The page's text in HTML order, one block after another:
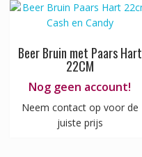
Beer Bruin met Paars Hart
22CM
Nog geen account!
Neem contact op voor de
juiste prijs